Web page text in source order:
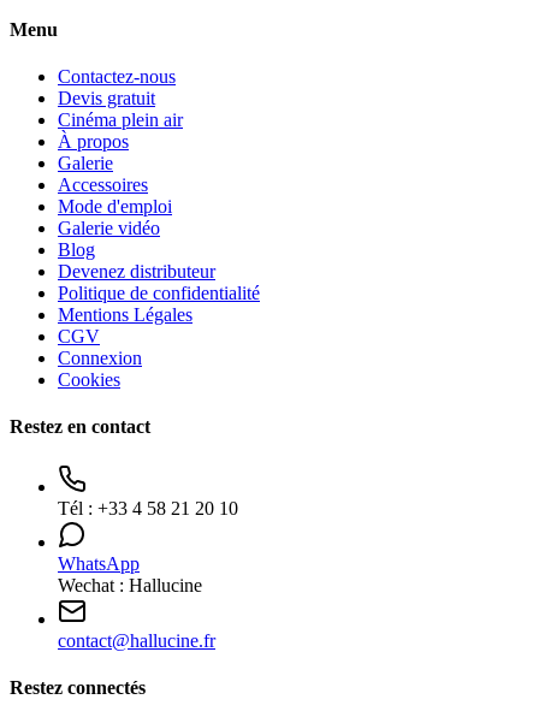
Menu
Contactez-nous
Devis gratuit
Cinéma plein air
À propos
Galerie
Accessoires
Mode d'emploi
Galerie vidéo
Blog
Devenez distributeur
Politique de confidentialité
Mentions Légales
CGV
Connexion
Cookies
Restez en contact
Tél : +33 4 58 21 20 10
WhatsApp
Wechat : Hallucine
contact@hallucine.fr
Restez connectés